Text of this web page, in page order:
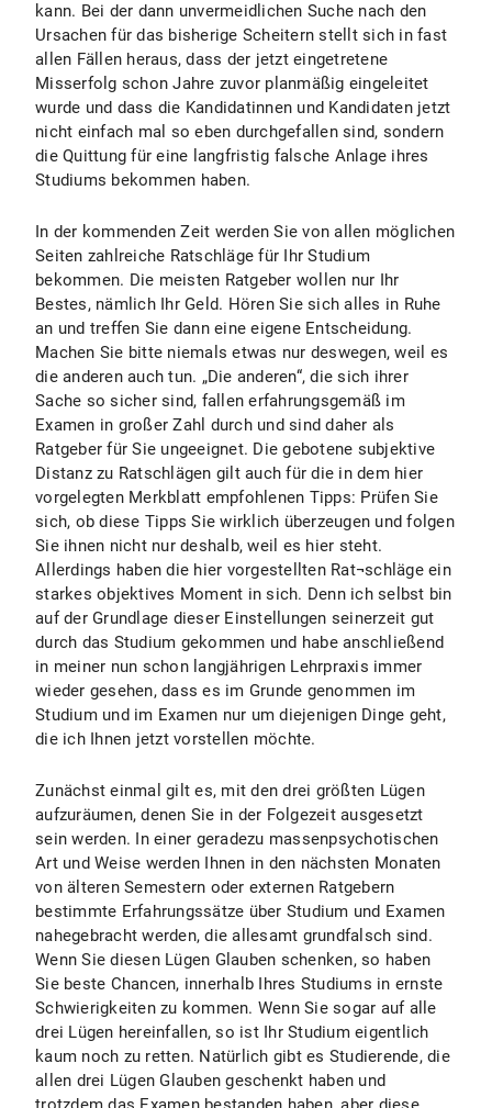
Zivilprozessrecht.
Derzeit hauptamtlicher Dozent an der
Hochschule für den öffentlichen Dienst in
Bayern, Fachbereich Polizei.
Mitglied der Zivilrechtslehrervereinigung, der
Vereinigung der Zivilprozessrechtslehrer, der
Wissenschaftlichen Vereinigung für
Deutschen Hochschulverbandes; Prüfer in der
Ersten Juristischen Staatsprüfung.
Lehrbuch „BGB-Grundstrukturen“, veröffentlicht
2004 im LIT-Verlag.
Haftungsrecht und Kausalitätsbeweis (2002 -
2005), veröffentlicht in der Monographie
„Arzthaftung, Produkthaftung, Umwelthaftung
– Kausalitätsbeweis und Pflichtverletzung“
(Verlag Dr. Kovac 2005).
veröffentlicht 2008 im LIT-Verlag.
Daneben in zahlreichen Veröffentlichungen
und Vorträgen Schwerpunktbildung im
Umwelthaftungsrecht sowie im Technikrecht,
v.a. Gentechnikrecht, ferner im Insolvenzrecht
und im Zwangsvollstreckungsrecht.
kann. Bei der dann unvermeidlichen Suche nach den
Ursachen für das bisherige Scheitern stellt sich in fast
allen Fällen heraus, dass der jetzt eingetretene
Misserfolg schon Jahre zuvor planmäßig eingeleitet
wurde und dass die Kandidatinnen und Kandidaten jetzt
nicht einfach mal so eben durchgefallen sind, sondern
die Quittung für eine langfristig falsche Anlage ihres
Studiums bekommen haben.
In der kommenden Zeit werden Sie von allen möglichen
Seiten zahlreiche Ratschläge für Ihr Studium
bekommen. Die meisten Ratgeber wollen nur Ihr
Bestes, nämlich Ihr Geld. Hören Sie sich alles in Ruhe
an und treffen Sie dann eine eigene Entscheidung.
Machen Sie bitte niemals etwas nur deswegen, weil es
die anderen auch tun. „Die anderen“, die sich ihrer
Sache so sicher sind, fallen erfahrungsgemäß im
Examen in großer Zahl durch und sind daher als
Ratgeber für Sie ungeeignet. Die gebotene subjektive
Distanz zu Ratschlägen gilt auch für die in dem hier
vorgelegten Merkblatt empfohlenen Tipps: Prüfen Sie
sich, ob diese Tipps Sie wirklich überzeugen und folgen
Sie ihnen nicht nur deshalb, weil es hier steht.
Allerdings haben die hier vorgestellten Rat¬schläge ein
starkes objektives Moment in sich. Denn ich selbst bin
auf der Grundlage dieser Einstellungen seinerzeit gut
durch das Studium gekommen und habe anschließend
in meiner nun schon langjährigen Lehrpraxis immer
wieder gesehen, dass es im Grunde genommen im
Studium und im Examen nur um diejenigen Dinge geht,
die ich Ihnen jetzt vorstellen möchte.
Zunächst einmal gilt es, mit den drei größten Lügen
aufzuräumen, denen Sie in der Folgezeit ausgesetzt
sein werden. In einer geradezu massenpsychotischen
Art und Weise werden Ihnen in den nächsten Monaten
von älteren Semestern oder externen Ratgebern
bestimmte Erfahrungssätze über Studium und Examen
nahegebracht werden, die allesamt grundfalsch sind.
Wenn Sie diesen Lügen Glauben schenken, so haben
Sie beste Chancen, innerhalb Ihres Studiums in ernste
Schwierigkeiten zu kommen. Wenn Sie sogar auf alle
drei Lügen hereinfallen, so ist Ihr Studium eigentlich
kaum noch zu retten. Natürlich gibt es Studierende, die
allen drei Lügen Glauben geschenkt haben und